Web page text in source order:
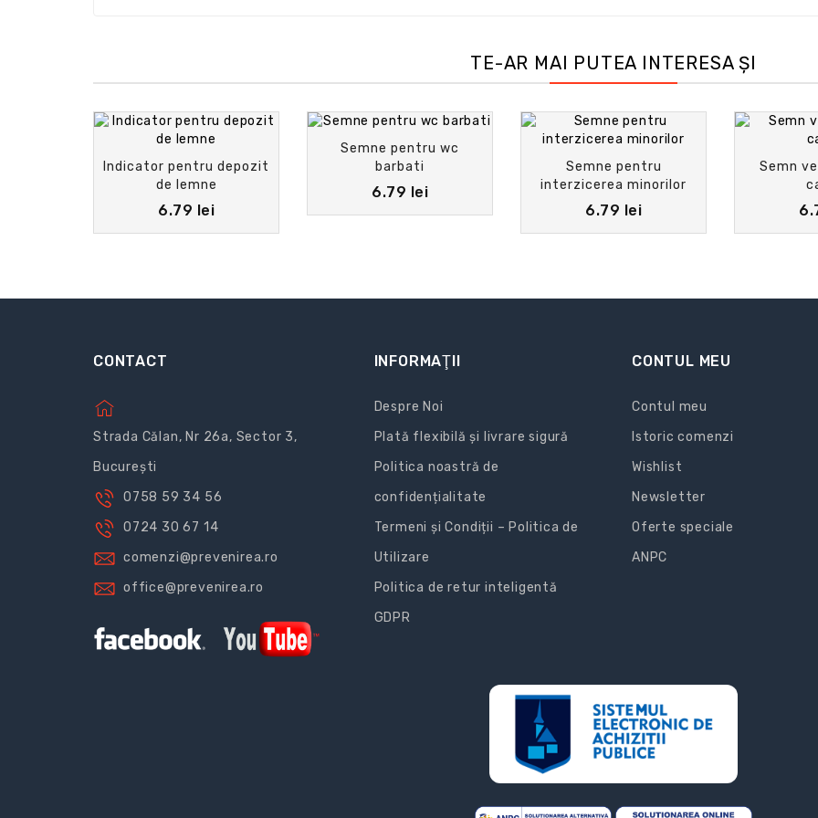
TE-AR MAI PUTEA INTERESA ȘI
Indicator pentru depozit
de lemne
6.79 lei
Semne pentru wc
barbati
6.79 lei
Semne pentru
interzicerea minorilor
6.79 lei
Semn
CONTACT
Strada Călan, Nr 26a, Sector 3,
București
0758 59 34 56
0724 30 67 14
comenzi@prevenirea.ro
office@prevenirea.ro
INFORMAŢII
Despre Noi
Plată flexibilă și livrare sigură
Politica noastră de
confidențialitate
Termeni și Condiții – Politica de
Utilizare
Politica de retur inteligentă
GDPR
CONTUL MEU
Contul meu
Istoric comenzi
Wishlist
Newsletter
Oferte speciale
ANPC